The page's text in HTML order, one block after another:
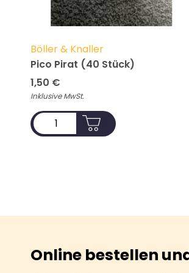
Böller & Knaller
Pico Pirat (40 Stück)
1,50 €
Inklusive MwSt.
Online bestellen